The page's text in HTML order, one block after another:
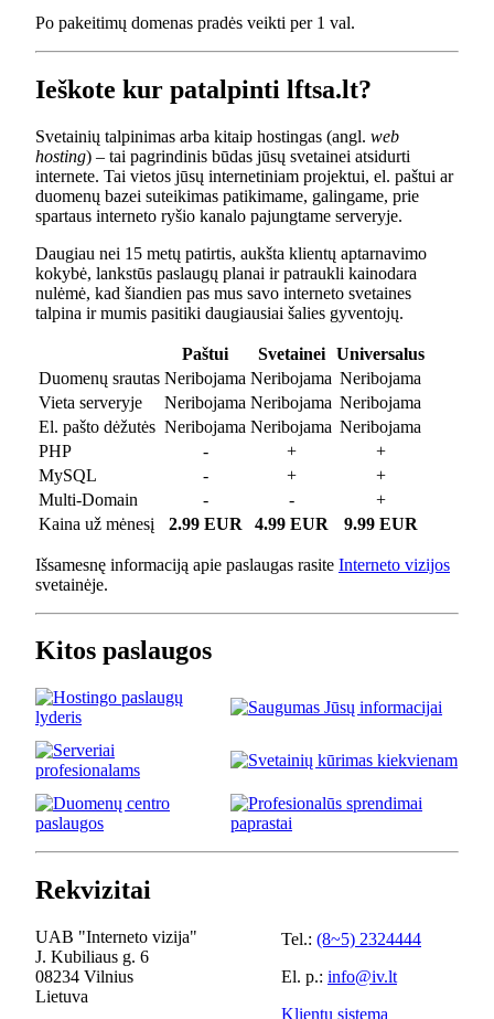
Po pakeitimų domenas pradės veikti per 1 val.
Ieškote kur patalpinti lftsa.lt?
Svetainių talpinimas arba kitaip hostingas (angl. web
hosting) – tai pagrindinis būdas jūsų svetainei atsidurti
internete. Tai vietos jūsų internetiniam projektui, el. paštui ar
duomenų bazei suteikimas patikimame, galingame, prie
spartaus interneto ryšio kanalo pajungtame serveryje.
Daugiau nei 15 metų patirtis, aukšta klientų aptarnavimo
kokybė, lankstūs paslaugų planai ir patraukli kainodara
nulėmė, kad šiandien pas mus savo interneto svetaines
talpina ir mumis pasitiki daugiausiai šalies gyventojų.
Paštui Svetainei
Universalus
Duomenų srautas Neribojama Neribojama Neribojama
Vieta serveryje
Neribojama Neribojama Neribojama
El. pašto dėžutės Neribojama Neribojama Neribojama
PHP
- +
+
MySQL
- +
+
Multi-Domain
- -
+
Kaina už mėnesį
2.99 EUR 4.99 EUR 9.99 EUR
Išsamesnę informaciją apie paslaugas rasite Interneto vizijos
svetainėje.
Kitos paslaugos
Rekvizitai
UAB "Interneto vizija"
J. Kubiliaus g. 6
08234 Vilnius
Lietuva
Tel.: (8~5) 2324444
El. p.: info@iv.lt
Klientų sistema